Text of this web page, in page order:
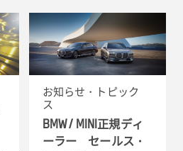
お知らせ・トピック
ス
BMW / MINI正規ディ
ーラー セールス・